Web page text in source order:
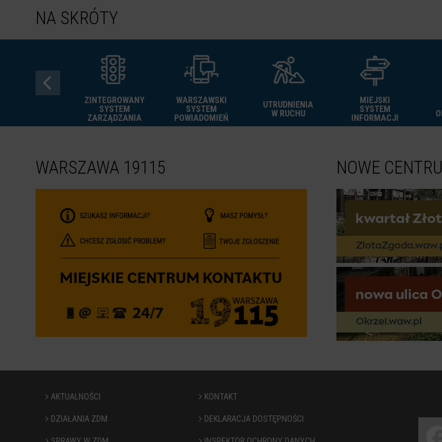
NA SKRÓTY
ZINTEGROWANY
SYSTEM
ZARZĄDZANIA
WARSZAWSKI
SYSTEM
POWIADOMIEŃ
UTRUDNIENIA
W RUCHU
MIEJSKI
SYSTEM
INFORMACJI
WARSZAWA 19115 NOWE
AKTUALNOŚCI
DZIAŁANIA ZDM
KONTAKT
DEKLARACJA DOSTĘPNOŚCI